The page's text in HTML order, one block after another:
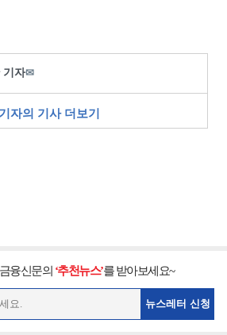
기자✉
기자의 기사 더보기
융신문의 ‘추천뉴스’를 받아보세요~
뉴스레터 신청